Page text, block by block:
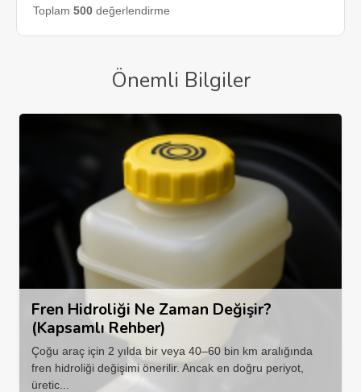
Toplam 500 değerlendirme
Önemli Bilgiler
Fren Hidroliği Ne Zaman Değişir?
(Kapsamlı Rehber)
Çoğu araç için 2 yılda bir veya 40–60 bin km aralığında
fren hidroliği değişimi önerilir. Ancak en doğru periyot,
üretic...